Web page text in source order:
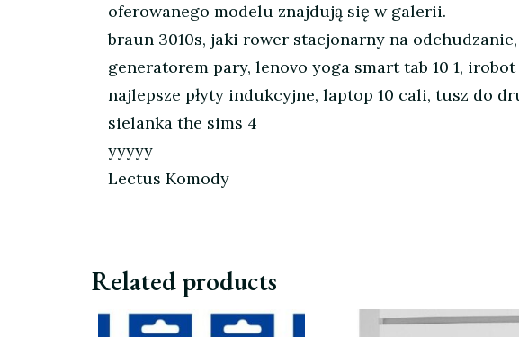
oferowanego modelu znajdują się w galerii.
braun 3010s, jaki rower stacjonarny na
generatorem pary, lenovo yoga smart tab 10 1,
najlepsze płyty indukcyjne, laptop 10 cali, tusz do
sielanka the sims 4
yyyyy
Lectus Komody
Related products